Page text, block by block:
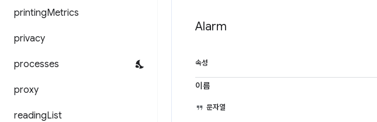
printingMetrics
privacy
processes
proxy
readingList
Alarm
속성
이름
문자열